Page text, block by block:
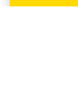
Informer